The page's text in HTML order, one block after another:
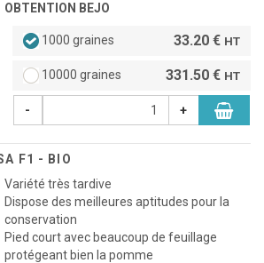
OBTENTION BEJO
1000 graines 33.20 € HT
10000 graines 331.50 € HT
- +
F1 - BIO
Variété très tardive
Dispose des meilleures aptitudes pour la
conservation
Pied court avec beaucoup de feuillage
protégeant bien la pomme